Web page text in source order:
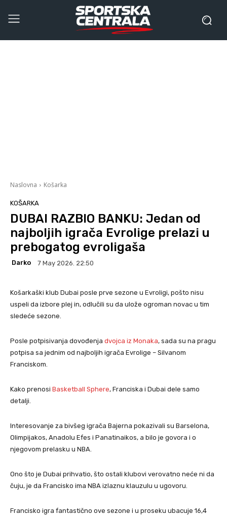
Naslovna Košarka
KOŠARKA
DUBAI RAZBIO BANKU: Jedan od
najboljih igrača Evrolige prelazi u
prebogatog evroligaša
Darko 7 May 2026. 22:50
Košarkaški klub Dubai posle prve sezone u Evroligi, pošto nisu
uspeli da izbore plej in, odlučili su da ulože ogroman novac u tim
sledeće sezone.
Posle potpisivanja dovođenja dvojca iz Monaka, sada su na pragu
potpisa sa jednim od najboljih igrača Evrolige – Silvanom
Franciskom.
Kako prenosi Basketball Sphere, Franciska i Dubai dele samo
detalji.
Interesovanje za bivšeg igrača Bajerna pokazivali su Barselona,
Olimpijakos, Anadolu Efes i Panatinaikos, a bilo je govora i o
njegovom prelasku u NBA.
Ono što je Dubai prihvatio, što ostali klubovi verovatno neće ni da
čuju, je da Francisko ima NBA izlaznu klauzulu u ugovoru.
Francisko igra fantastično ove sezone i u proseku ubacuje 16,4